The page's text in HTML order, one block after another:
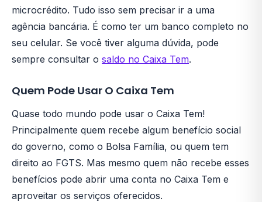
microcrédito. Tudo isso sem precisar ir a uma
agência bancária. É como ter um banco completo no
seu celular. Se você tiver alguma dúvida, pode
sempre consultar o saldo no Caixa Tem.
Quem Pode Usar O Caixa Tem
Quase todo mundo pode usar o Caixa Tem!
Principalmente quem recebe algum benefício social
do governo, como o Bolsa Família, ou quem tem
direito ao FGTS. Mas mesmo quem não recebe esses
benefícios pode abrir uma conta no Caixa Tem e
aproveitar os serviços oferecidos.